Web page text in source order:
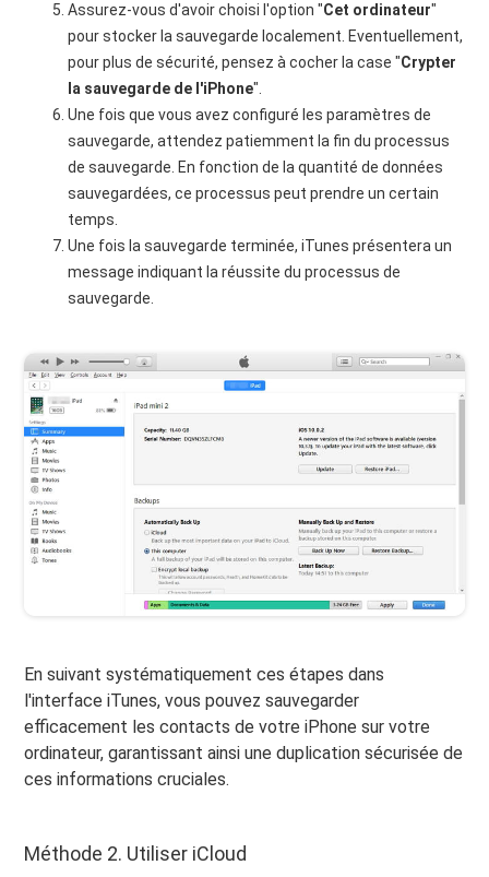
Assurez-vous d'avoir choisi l'option "Cet ordinateur"
pour stocker la sauvegarde localement. Eventuellement,
pour plus de sécurité, pensez à cocher la case "Crypter
la sauvegarde de l'iPhone".
Une fois que vous avez configuré les paramètres de
sauvegarde, attendez patiemment la fin du processus
de sauvegarde. En fonction de la quantité de données
sauvegardées, ce processus peut prendre un certain
temps.
Une fois la sauvegarde terminée, iTunes présentera un
message indiquant la réussite du processus de
sauvegarde.
En suivant systématiquement ces étapes dans
l'interface iTunes, vous pouvez sauvegarder
efficacement les contacts de votre iPhone sur votre
ordinateur, garantissant ainsi une duplication sécurisée de
ces informations cruciales.
Méthode 2. Utiliser iCloud